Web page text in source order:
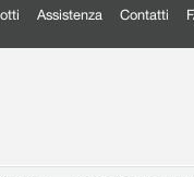
Assistenza Contatti